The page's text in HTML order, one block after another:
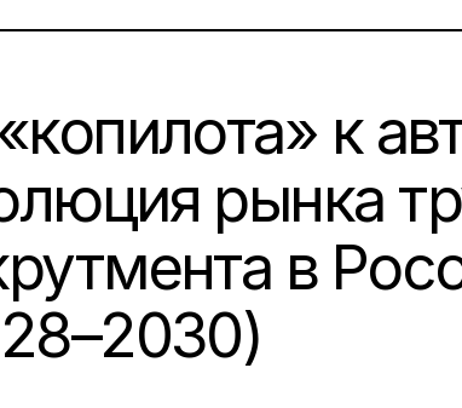
к
рынка
в